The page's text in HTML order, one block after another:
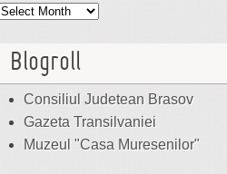
Archives
Blogroll
Consiliul Judetean Brasov
Gazeta Transilvaniei
Muzeul "Casa Muresenilor"